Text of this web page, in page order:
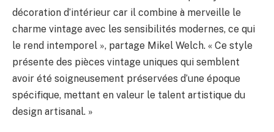
décoration d’intérieur car il combine à merveille le
charme vintage avec les sensibilités modernes, ce qui
le rend intemporel », partage Mikel Welch. « Ce style
présente des pièces vintage uniques qui semblent
avoir été soigneusement préservées d’une époque
spécifique, mettant en valeur le talent artistique du
design artisanal. »